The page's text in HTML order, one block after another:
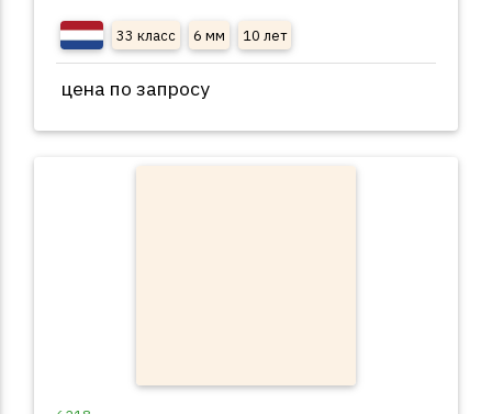
33 класс 6 мм 10 лет
цена по запросу